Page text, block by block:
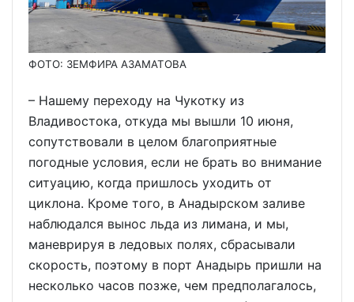
ФОТО: ЗЕМФИРА АЗАМАТОВА
– Нашему переходу на Чукотку из
Владивостока, откуда мы вышли 10 июня,
сопутствовали в целом благоприятные
погодные условия, если не брать во внимание
ситуацию, когда пришлось уходить от
циклона. Кроме того, в Анадырском заливе
наблюдался вынос льда из лимана, и мы,
маневрируя в ледовых полях, сбрасывали
скорость, поэтому в порт Анадырь пришли на
несколько часов позже, чем предполагалось,